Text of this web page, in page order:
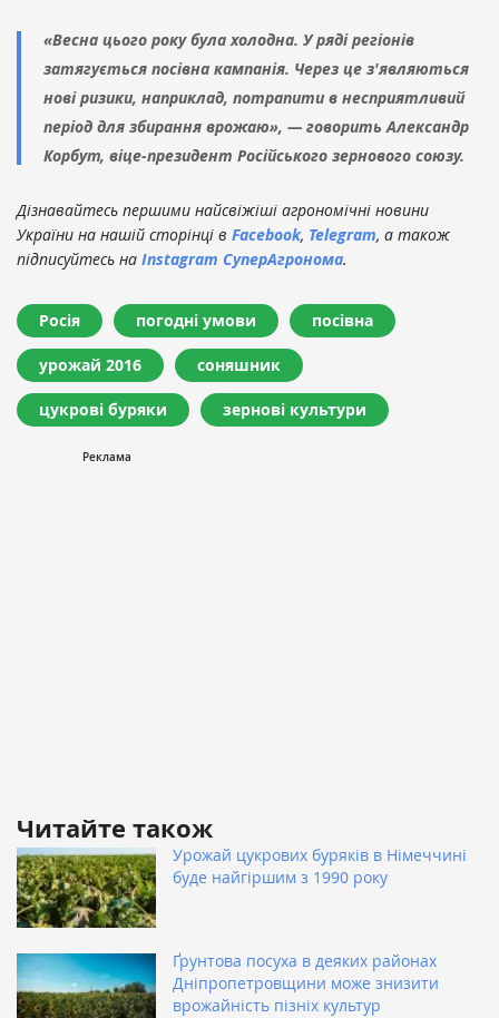
«Весна цього року була холодна. У ряді регіонів
затягується посівна кампанія. Через це з'являються
нові ризики, наприклад, потрапити в несприятливий
період для збирання врожаю», — говорить Александр
Корбут, віце-президент Російського зернового союзу.
Дізнавайтесь першими найсвіжіші агрономічні новини
України на нашій сторінці в Facebook, Telegram, а також
підписуйтесь на Instagram СуперАгронома.
Росія погодні умови посівна
урожай 2016 соняшник
цукрові буряки зернові культури
Читайте також
Урожай цукрових буряків в Німеччині
буде найгіршим з 1990 року
Ґрунтова посуха в деяких районах
Дніпропетровщини може знизити
врожайність пізніх культур